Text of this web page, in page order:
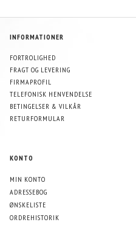
INFORMATIONER
FORTROLIGHED
FRAGT OG LEVERING
FIRMAPROFIL
TELEFONISK HENVENDELSE
BETINGELSER & VILKÅR
RETURFORMULAR
KONTO
MIN KONTO
ADRESSEBOG
ØNSKELISTE
ORDREHISTORIK